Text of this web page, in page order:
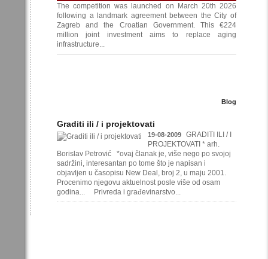
The competition was launched on March 20th 2026
following a landmark agreement between the City of
Zagreb and the Croatian Government. This €224
million joint investment aims to replace aging
infrastructure...
Blog
Graditi ili / i projektovati
19-08-2009
GRADITI ILI / I
PROJEKTOVATI * arh.
Borislav Petrović *ovaj članak je, više nego po svojoj
sadržini, interesantan po tome što je napisan i
objavljen u časopisu New Deal, broj 2, u maju 2001.
Procenimo njegovu aktuelnost posle više od osam
godina... Privreda i građevinarstvo...